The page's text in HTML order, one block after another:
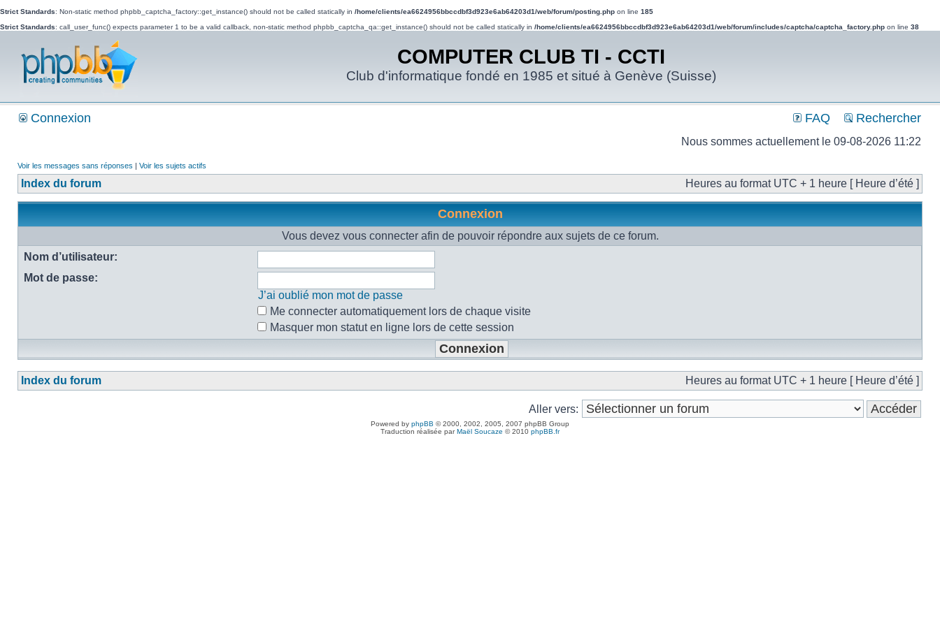
Strict Standards: Non-static method phpbb_captcha_factory::get_instance() should not be called statically in /home/clients/ea6624956bbccdbf3d923e6ab64203d1/web/forum/posting.php on line 185
Strict Standards: call_user_func() expects parameter 1 to be a valid callback, non-static method phpbb_captcha_qa::get_instance() should not be called statically in /home/clients/ea6624956bbccdbf3d923e6ab64203d1/web/forum/includes/captcha/captcha_factory.php on line 38
COMPUTER CLUB TI - CCTI
Club d'informatique fondé en 1985 et situé à Genève (Suisse)
Connexion FAQ Rechercher
Nous sommes actuellement le 09-08-2026 11:22
Voir les messages sans réponses | Voir les sujets actifs
Index du forum Heures au format UTC + 1 heure [ Heure d’été ]
Connexion
Vous devez vous connecter afin de pouvoir répondre aux sujets de ce forum.
Nom d’utilisateur:
Mot de passe:
J’ai oublié mon mot de passe
Me connecter automatiquement lors de chaque visite
Masquer mon statut en ligne lors de cette session
Index du forum Heures au format UTC + 1 heure [ Heure d’été ]
Aller vers:
Powered by phpBB © 2000, 2002, 2005, 2007 phpBB Group
Traduction réalisée parMaël Soucaze © 2010 phpBB.fr